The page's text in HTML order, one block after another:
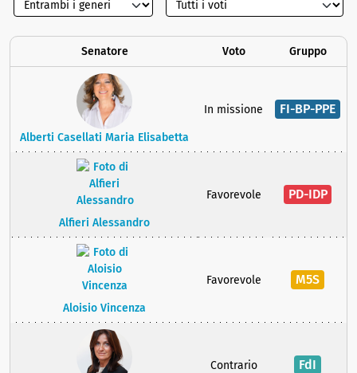
Senatore Voto Gruppo
Alberti Casellati Maria Elisabetta
In missione FI-BP-PPE
Alfieri Alessandro
Favorevole PD-IDP
Aloisio Vincenza
Favorevole M5S
Contrario FdI